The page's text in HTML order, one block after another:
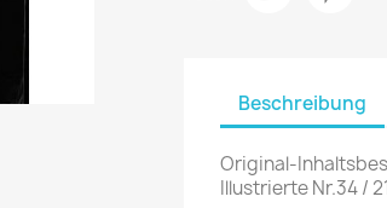
Beschreibung
Original-
Illustrierte Nr.34 /